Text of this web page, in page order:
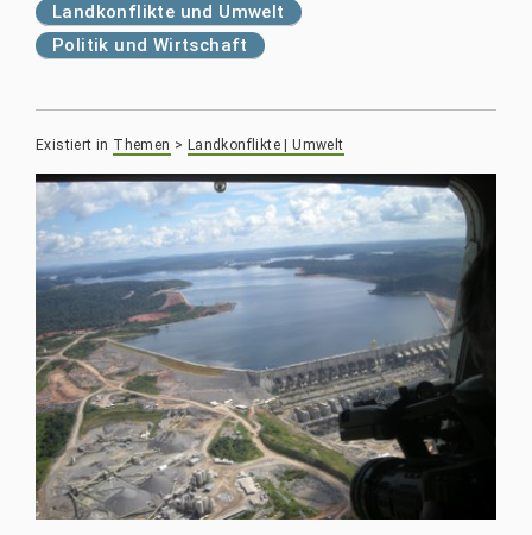
Landkonflikte und Umwelt
Politik und Wirtschaft
Existiert in Themen > Landkonflikte | Umwelt